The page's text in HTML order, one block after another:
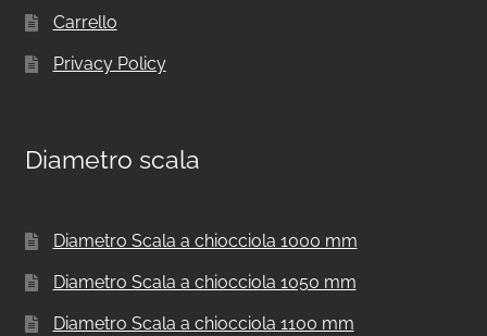
Carrello
Privacy Policy
Diametro scala
Diametro Scala a chiocciola 1000 mm
Diametro Scala a chiocciola 1050 mm
Diametro Scala a chiocciola 1100 mm